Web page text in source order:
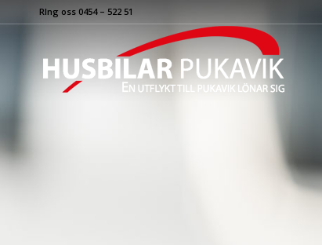
RIng oss 0454 – 522 51